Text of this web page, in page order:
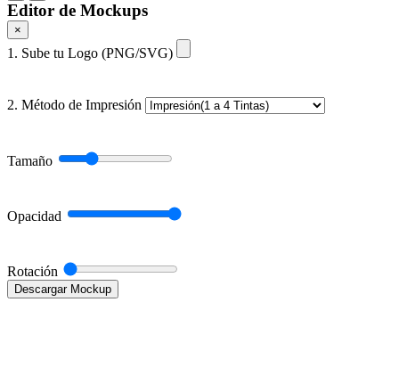
Editor de Mockups
×
1. Sube tu Logo (PNG/SVG)
2. Método de Impresión
Tamaño
Opacidad
Rotación
Descargar Mockup